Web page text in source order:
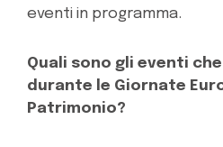
eventi in programma.
Quali sono gli eventi
durante le Giornate
Patrimonio?